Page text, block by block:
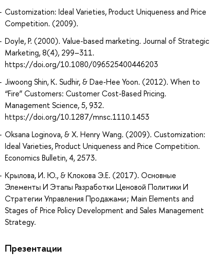
Customization: Ideal Varieties, Product Uniqueness and Price
Competition. (2009).
Doyle, P. (2000). Value-based marketing. Journal of Strategic
Marketing, 8(4), 299–311.
https://doi.org/10.1080/096525400446203
Jiwoong Shin, K. Sudhir, & Dae-Hee Yoon. (2012). When to
“Fire” Customers: Customer Cost-Based Pricing.
Management Science, 5, 932.
https://doi.org/10.1287/mnsc.1110.1453
Oksana Loginova, & X. Henry Wang. (2009). Customization:
Ideal Varieties, Product Uniqueness and Price Competition.
Economics Bulletin, 4, 2573.
Крылова, И. Ю., & Клокова Э.Е. (2017). Основные
Элементы И Этапы Разработки Ценовой Политики И
Стратегии Управления Продажами ; Main Elements and
Stages of Price Policy Development and Sales Management
Strategy.
Презентации